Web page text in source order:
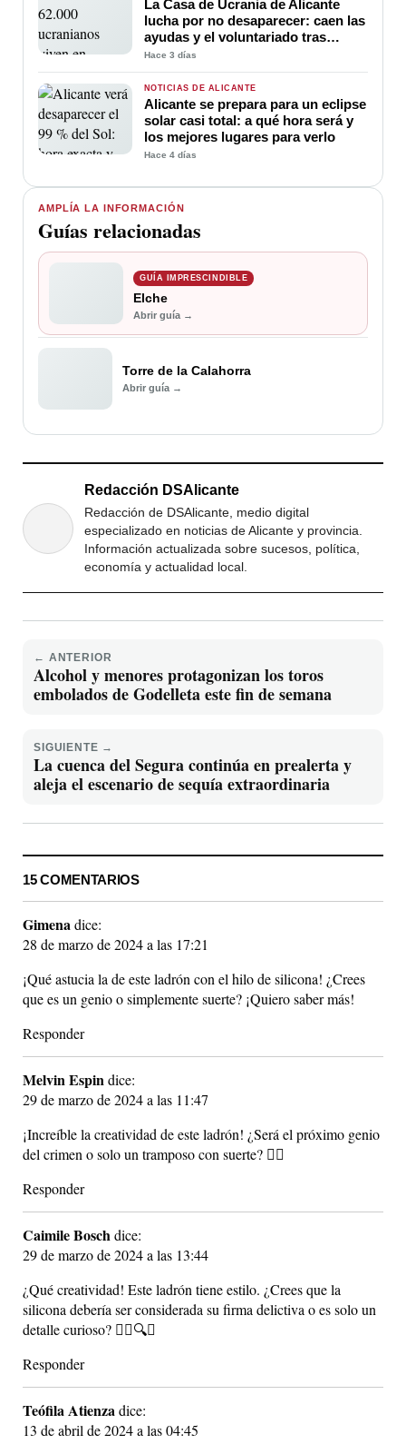
AMPLÍA LA INFORMACIÓN
Guías relacionadas
GUÍA IMPRESCINDIBLE
Elche
Abrir guía →
Torre de la Calahorra
Abrir guía →
La Casa de Ucrania de Alicante
lucha por no desaparecer: caen las
ayudas y el voluntariado tras
cuatro años de guerra
Hace 3 días
NOTICIAS DE ALICANTE
Alicante se prepara para un eclipse
solar casi total: a qué hora será y
los mejores lugares para verlo
Hace 4 días
Redacción DSAlicante
Redacción de DSAlicante, medio digital
especializado en noticias de Alicante y provincia.
Información actualizada sobre sucesos, política,
economía y actualidad local.
← ANTERIOR
Alcohol y menores protagonizan los toros
embolados de Godelleta este fin de semana
SIGUIENTE →
La cuenca del Segura continúa en prealerta y
aleja el escenario de sequía extraordinaria
15 COMENTARIOS
Gimenadice:
28 de marzo de 2024 a las 17:21
¡Qué astucia la de este ladrón con el hilo de silicona! ¿Crees
que es un genio o simplemente suerte? ¡Quiero saber más!
Responder
Melvin Espindice:
29 de marzo de 2024 a las 11:47
¡Increíble la creatividad de este ladrón! ¿Será el próximo genio
del crimen o solo un tramposo con suerte? 🕵️‍♂️
Responder
Caimile Boschdice:
29 de marzo de 2024 a las 13:44
¿Qué creatividad! Este ladrón tiene estilo. ¿Crees que la
silicona debería ser considerada su firma delictiva o es solo un
detalle curioso? 🕵️‍♂️🔍🤔
Responder
Teófila Atienzadice:
13 de abril de 2024 a las 04:45